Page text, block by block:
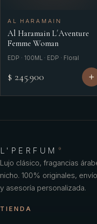
AL HARAMAIN
Al Haramain L´Aventure
Femme Woman
EDP · 100ML · EDP · Floral
$ 245.900
L'PERFUM ®
Lujo clásico, fragancias
nicho. 100% originales,
y asesoría personalizada.
TIENDA